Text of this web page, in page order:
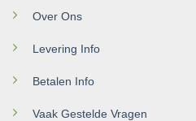
Over Ons
Levering Info
Betalen Info
Vaak Gestelde Vragen